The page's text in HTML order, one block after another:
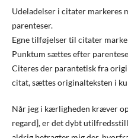
Udeladelser i citater markeres
parenteser.
Egne tilføjelser til citater
Punktum sættes efter
Citeres der parantetisk fra
citat, sættes originalteksten i
Når jeg i kærligheden kræver
regard], er det dybt